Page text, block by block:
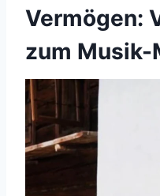
Vermögen:
zum